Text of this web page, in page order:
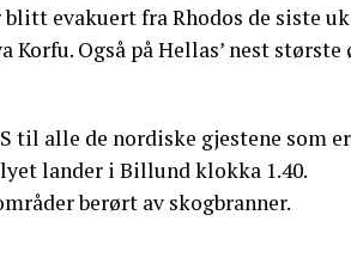
evakuert fra Rhodos de siste
Korfu. Også på Hellas’ nest
til alle de nordiske gjestene som
lander i Billund klokka 1.40.
berørt av skogbranner.